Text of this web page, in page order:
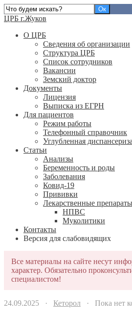
ЦРБ г.Жуков
О ЦРБ
Сведения об организации
Структура ЦРБ
Список сотрудников
Вакансии
Земский доктор
Документы
Лицензия
Выписка из ЕГРН
Для пациентов
Режим работы
Телефонный справочник
Углубленная
Статьи
Анализы
Беременность и роды
Заболевания
Ковид-19
Прививки
Лекарственные препараты
НПВС
Муколитики
Контакты
Версия для слабовидящих
Все материалы на сайте несут
характер. Обязательно
специалистом!
24.09.2025 · Кеторол · Пока нет